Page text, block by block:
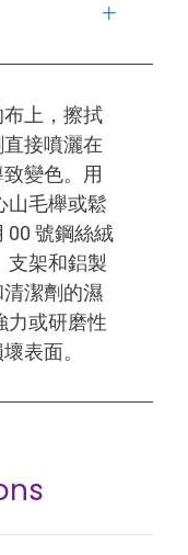
上，擦拭
接噴灑在
變色。用
山毛櫸或鬆
00 號鋼絲絨
支架和鋁製
潔劑的濕
力或研磨性
表面。